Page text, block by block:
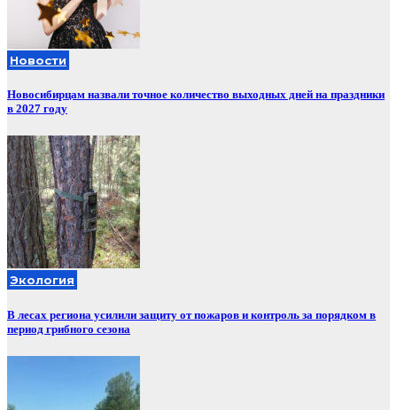
Новости
Новосибирцам назвали точное количество выходных дней на праздники
в 2027 году
Экология
В лесах региона усилили защиту от пожаров и контроль за порядком в
период грибного сезона